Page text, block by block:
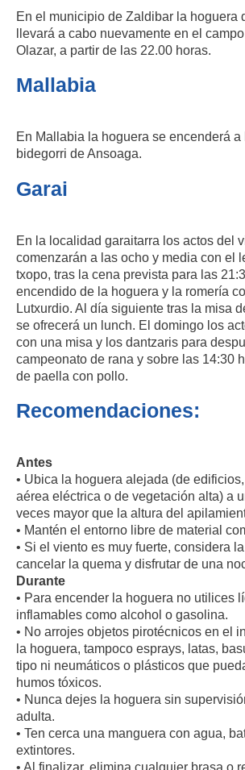
En el municipio de Zaldibar la hoguera
llevará a cabo nuevamente en el
Olazar, a partir de las 22.00 horas.
Mallabia
En Mallabia la hoguera se encenderá a
bidegorri de Ansoaga.
Garai
En la localidad garaitarra los actos del
comenzarán a las ocho y media con el
txopo, tras la cena prevista para las
encendido de la hoguera y la romería
Lutxurdio. Al día siguiente tras la misa
se ofrecerá un lunch. El domingo los
con una misa y los dantzaris para
campeonato de rana y sobre las 14:30
de paella con pollo.
Recomendaciones:
Antes
• Ubica la hoguera alejada (de
aérea eléctrica o de vegetación alta) a
veces mayor que la altura del
• Mantén el entorno libre de material
• Si el viento es muy fuerte, considera
cancelar la quema y disfrutar de una
Durante
• Para encender la hoguera no utilices
inflamables como alcohol o gasolina.
• No arrojes objetos pirotécnicos en el
la hoguera, tampoco esprays, latas,
tipo ni neumáticos o plásticos que
humos tóxicos.
• Nunca dejes la hoguera sin
adulta.
• Ten cerca una manguera con agua,
extintores.
• Al finalizar, elimina cualquier brasa o